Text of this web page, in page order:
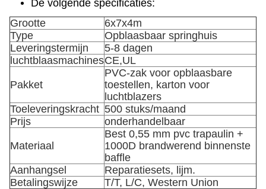
De volgende specificaties:
Grootte
6x7x4m
Type
Opblaasbaar springhuis
Leveringstermijn
5-8 dagen
luchtblaasmachinesCE,UL
Pakket
PVC-zak voor opblaasbare
toestellen, karton voor
luchtblazers
Toeleveringskracht 500 stuks/maand
Prijs
onderhandelbaar
Materiaal
Best 0,55 mm pvc trapaulin +
1000D brandwerend binnenste
baffle
Aanhangsel
Reparatiesets, lijm.
Betalingswijze
T/T, L/C, Western Union